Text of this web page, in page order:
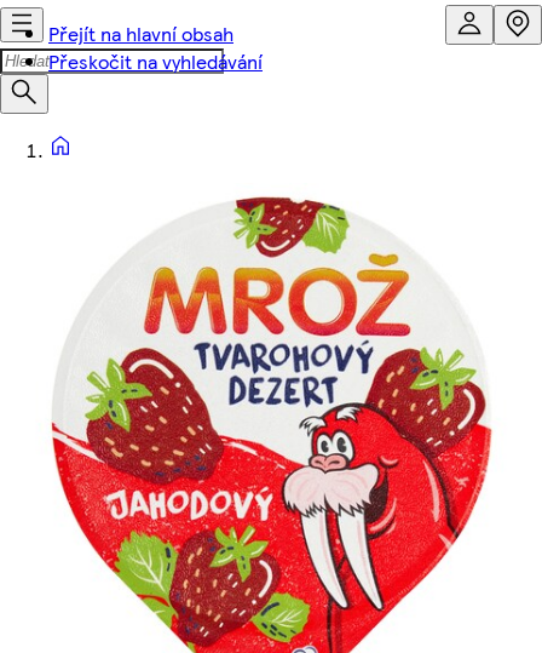
Přejít na hlavní obsah
Přeskočit na vyhledávání